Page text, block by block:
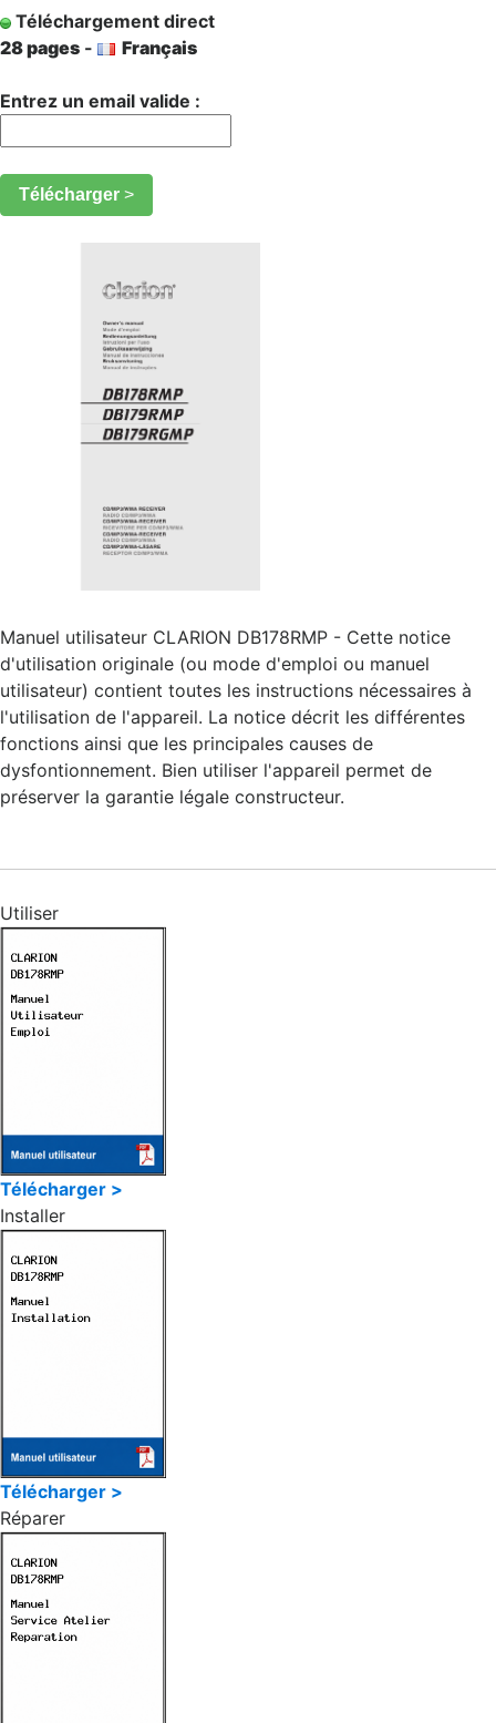
Téléchargement direct
28 pages - Français
Entrez un email valide :
Télécharger >
Manuel utilisateur CLARION DB178RMP - Cette notice
d'utilisation originale (ou mode d'emploi ou manuel
utilisateur) contient toutes les instructions nécessaires à
l'utilisation de l'appareil. La notice décrit les différentes
fonctions ainsi que les principales causes de
dysfontionnement. Bien utiliser l'appareil permet de
préserver la garantie légale constructeur.
Utiliser
Télécharger >
Installer
Télécharger >
Réparer